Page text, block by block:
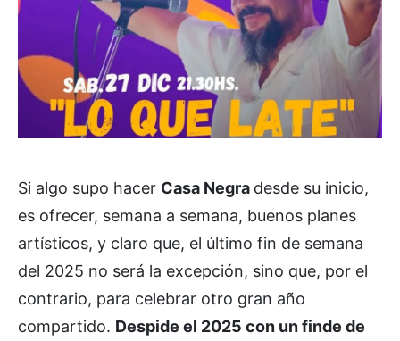
Si algo supo hacer Casa Negra desde su inicio,
es ofrecer, semana a semana, buenos planes
artísticos, y claro que, el último fin de semana
del 2025 no será la excepción, sino que, por el
contrario, para celebrar otro gran año
compartido. Despide el 2025 con un finde de